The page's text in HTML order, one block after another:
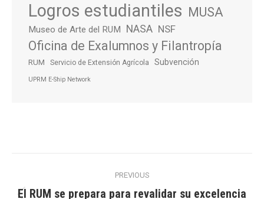
Logros estudiantiles MUSA
Museo de Arte del RUM NASA NSF
Oficina de Exalumnos y Filantropía
RUM Servicio de Extensión Agrícola Subvención
UPRM E-Ship Network
navigation
PREVIOUS
El RUM se prepara para revalidar su excelencia